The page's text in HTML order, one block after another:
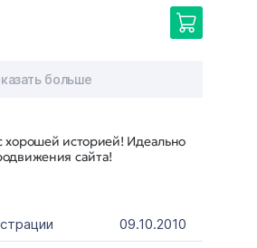
историей! Идеально
сайта!
09.10.2010
больше